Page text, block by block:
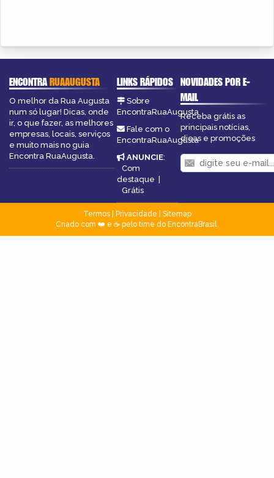
ENCONTRARUAAUGUSTA
O melhor da Rua Augusta
num só lugar! Dicas, onde
ir, o que fazer, as melhores
empresas, locais, serviços
e muito mais no guia
Encontra RuaAugusta.
LINKS RÁPIDOS
Sobre
EncontraRuaAugusta
Fale com o
EncontraRuaAugusta
ANUNCIE:
Com
destaque
Grátis
NOVIDADES POR E-
MAIL
Receba grátis as
principais notícias,
dicas e promoções
Termos| Privacidade
Sitemap
Criado com ❤️ e ☕ pelo time do EncontraBrasil